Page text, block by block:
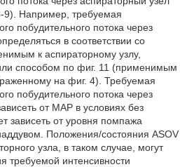
9). Например, требуемая
побудительного потока через
в соответствии со
к аспираторному узлу,
способом по фиг. 11 (применимым
на фиг. 4). Требуемая
побудительного потока через
от MAP в условиях без
зависеть от уровня помпажа
Положения/состояния ASOV
узла, в таком случае, могут
требуемой интенсивности